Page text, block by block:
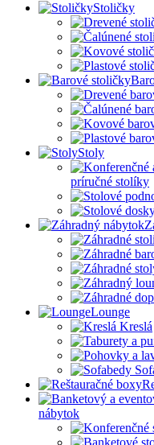
Stoličky
Stoly
príručné stolíky
Lounge
Kreslá
nábytok